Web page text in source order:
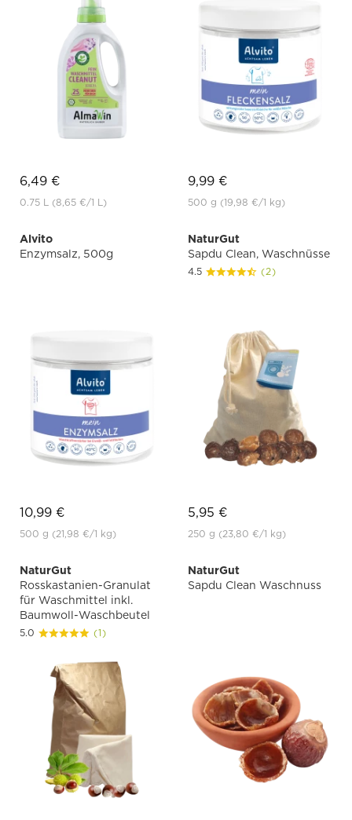
6,49 €
0.75 L (8,65 €/1 L)
9,99 €
500 g (19,98 €/1 kg)
Alvito
Enzymsalz, 500g
10,99 €
500 g (21,98 €/1 kg)
NaturGut
Sapdu Clean, Waschnüsse
4.5 (2)
5,95 €
250 g (23,80 €/1 kg)
NaturGut
Rosskastanien-Granulat
für Waschmittel inkl.
Baumwoll-Waschbeutel
5.0 (1)
NaturGut
Sapdu Clean Waschnuss